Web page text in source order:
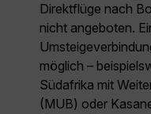
Direktflüge nach
nicht angeboten.
möglich –
Südafrika mit
(MUB) oder